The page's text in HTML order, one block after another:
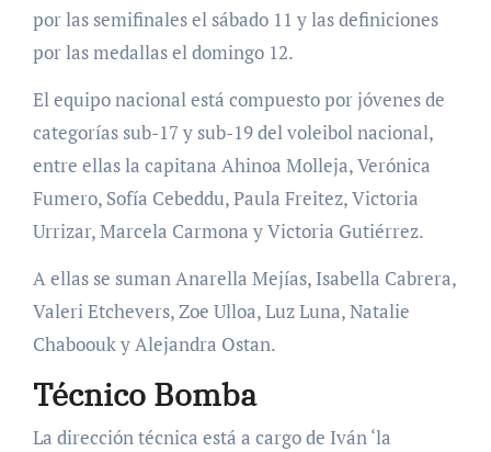
por las semifinales el sábado 11 y las definiciones
por las medallas el domingo 12.
El equipo nacional está compuesto por jóvenes de
categorías sub-17 y sub-19 del voleibol nacional,
entre ellas la capitana Ahinoa Molleja, Verónica
Fumero, Sofía Cebeddu, Paula Freitez, Victoria
Urrizar, Marcela Carmona y Victoria Gutiérrez.
A ellas se suman Anarella Mejías, Isabella Cabrera,
Valeri Etchevers, Zoe Ulloa, Luz Luna, Natalie
Chaboouk y Alejandra Ostan.
Técnico Bomba
La dirección técnica está a cargo de Iván ‘la